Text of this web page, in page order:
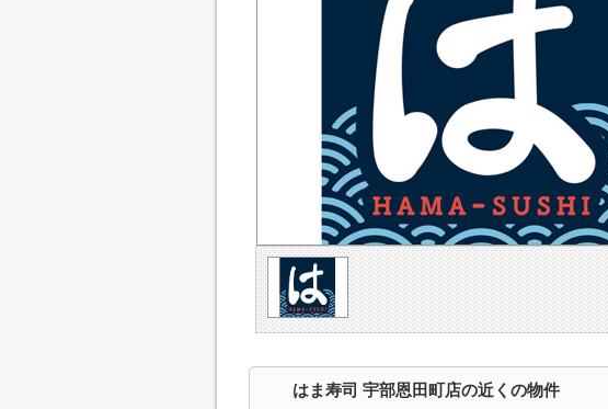
はま寿司 宇部恩田町店の近くの物件